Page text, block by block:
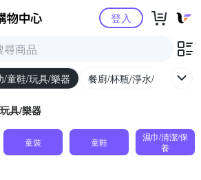
Yahoo購物中心登入
/童鞋/玩具/樂器 餐廚/杯瓶/淨水/寵物
具/樂器
童裝 童鞋
濕巾/清潔/保
養